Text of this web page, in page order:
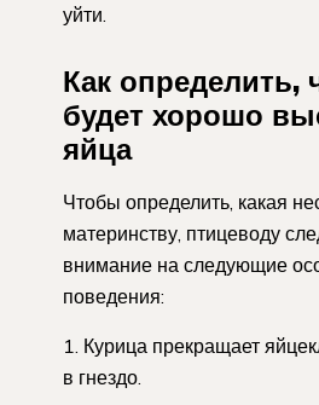
уйти.
Как определить,
будет хорошо
яйца
Чтобы определить, какая
материнству, птицеводу
внимание на следующие
поведения:
Курица прекращает
в гнездо.